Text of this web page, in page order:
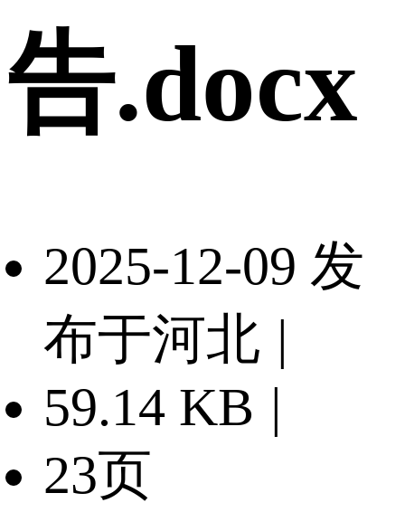
告.docx
2025-12-09 发
布于河北 |
59.14 KB |
23页